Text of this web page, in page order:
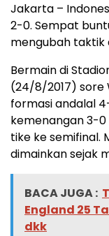
Jakarta –
2-0. Sempat
mengubah taktik
Bermain di
(24/8/2017) sore
formasi andalal
kemenangan 3-
tike ke semifinal.
dimainkan sejak
BACA JUGA :
England 25
dkk